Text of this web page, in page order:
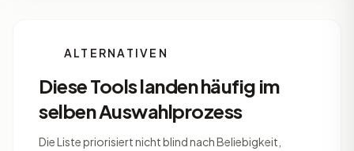
ALTERNATIVEN
Diese Tools landen häufig im
selben Auswahlprozess
Die Liste priorisiert nicht blind nach Beliebigkeit,